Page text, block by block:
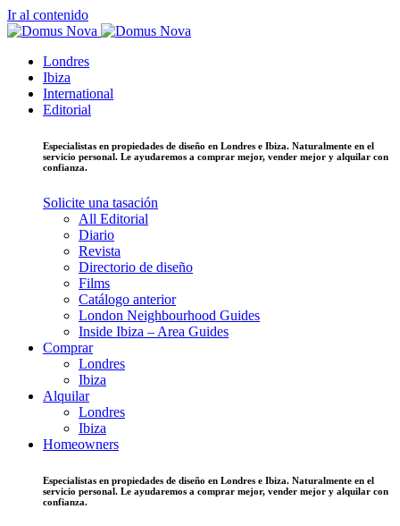
Ir al contenido
Londres
Ibiza
International
Editorial
Especialistas en propiedades de diseño en Londres e Ibiza. Naturalmente en el
servicio personal. Le ayudaremos a comprar mejor, vender mejor y alquilar con
confianza.
Solicite una tasación
All Editorial
Diario
Revista
Directorio de diseño
Films
Catálogo anterior
London Neighbourhood Guides
Inside Ibiza – Area Guides
Comprar
Londres
Ibiza
Alquilar
Londres
Ibiza
Homeowners
Especialistas en propiedades de diseño en Londres e Ibiza. Naturalmente en el
servicio personal. Le ayudaremos a comprar mejor, vender mejor y alquilar con
confianza.